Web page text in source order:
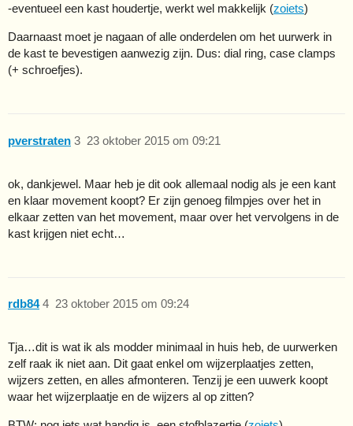
-eventueel een kast houdertje, werkt wel makkelijk (zoiets)
Daarnaast moet je nagaan of alle onderdelen om het uurwerk in
de kast te bevestigen aanwezig zijn. Dus: dial ring, case clamps
(+ schroefjes).
pverstraten 23 oktober 2015 om 09:21
3
ok, dankjewel. Maar heb je dit ook allemaal nodig als je een kant
en klaar movement koopt? Er zijn genoeg filmpjes over het in
elkaar zetten van het movement, maar over het vervolgens in de
kast krijgen niet echt…
rdb84 23 oktober 2015 om 09:24
4
Tja…dit is wat ik als modder minimaal in huis heb, de uurwerken
zelf raak ik niet aan. Dit gaat enkel om wijzerplaatjes zetten,
wijzers zetten, en alles afmonteren. Tenzij je een uuwerk koopt
waar het wijzerplaatje en de wijzers al op zitten?